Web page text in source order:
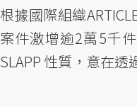
根據國際組織
案件激增逾2萬5千
SLAPP 性質，意在透